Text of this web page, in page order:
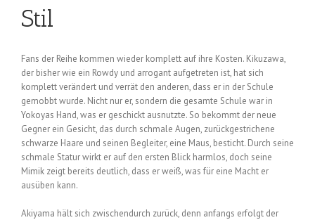
Stil
Fans der Reihe kommen wieder komplett auf ihre Kosten. Kikuzawa,
der bisher wie ein Rowdy und arrogant aufgetreten ist, hat sich
komplett verändert und verrät den anderen, dass er in der Schule
gemobbt wurde. Nicht nur er, sondern die gesamte Schule war in
Yokoyas Hand, was er geschickt ausnutzte. So bekommt der neue
Gegner ein Gesicht, das durch schmale Augen, zurückgestrichene
schwarze Haare und seinen Begleiter, eine Maus, besticht. Durch seine
schmale Statur wirkt er auf den ersten Blick harmlos, doch seine
Mimik zeigt bereits deutlich, dass er weiß, was für eine Macht er
ausüben kann.
Akiyama hält sich zwischendurch zurück, denn anfangs erfolgt der